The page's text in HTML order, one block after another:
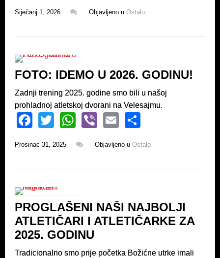
c
e
o
k
tt
er
at
s
p
er ail ar
e
Siječanj 1, 2026 Objavljeno u Ostalo
FOTO: IDEMO U 2026. GODINU!
Zadnji trening 2025. godine smo bili u našoj
prohladnoj atletskoj dvorani na Velesajmu.
F
c
e
o
k
T
tt
er
W
at
s
p
Vi
er
E
ail ar
e
Prosinac 31, 2025 Objavljeno u Ostalo
PROGLAŠENI NAŠI NAJBOLJI
ATLETIČARI I ATLETIČARKE ZA
2025. GODINU
Tradicionalno smo prije početka Božićne utrke imali